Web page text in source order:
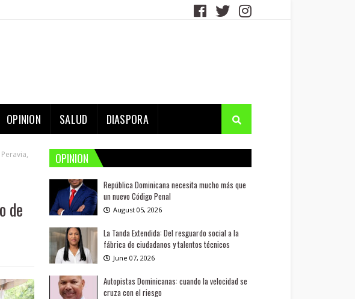
OPINION SALUD DIASPORA
de
OPINION
República Dominicana necesita mucho más que
un nuevo Código Penal
August 05, 2026
La Tanda Extendida: Del resguardo social a la
fábrica de ciudadanos y talentos técnicos
June 07, 2026
Autopistas Dominicanas: cuando la velocidad se
cruza con el riesgo